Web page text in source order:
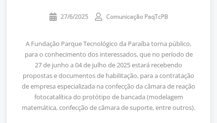
27/6/2025 Comunicação PaqTcPB
A Fundação Parque Tecnológico da Paraíba torna público,
para o conhecimento dos interessados, que no período de
27 de junho a 04 de julho de 2025 estará recebendo
propostas e documentos de habilitação, para a contratação
de empresa especializada na confecção da câmara de reação
fotocatalítica do protótipo de bancada (modelagem
matemática, confecção de câmara de suporte, entre outros).